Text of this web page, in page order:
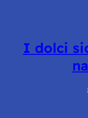
I dolci